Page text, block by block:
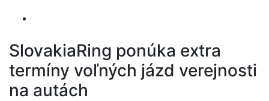
SlovakiaRing ponúka extra
termíny voľných jázd verejnosti
na autách